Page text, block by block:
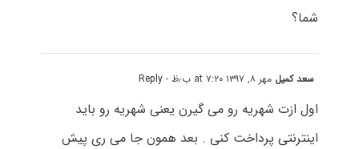
شما؟
سعد کمیل مهر ۸, ۱۳۹۷ at ۷:۲۰ ب٫ظ - Reply
اول ازت شهریه رو می گیرن یعنی شهریه رو باید
اینترنتی پرداخت کنی . بعد همون جا می ری پیش